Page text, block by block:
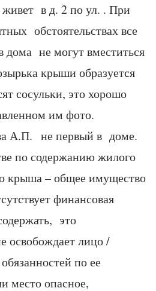
в д. 2 по ул. . При
обстоятельствах все
не могут вместиться
крыши образуется
сосульки, это хорошо
им фото.
А.П. не первый в доме.
по содержанию жилого
крыша – общее имущество
финансовая
это
освобождает лицо /
по ее
место опасное,